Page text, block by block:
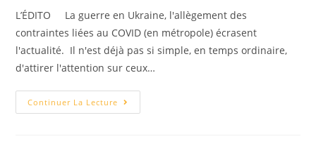
L’ÉDITO La guerre en Ukraine, l'allègement des
contraintes liées au COVID (en métropole) écrasent
l'actualité. Il n'est déjà pas si simple, en temps ordinaire,
d'attirer l'attention sur ceux…
Continuer La Lecture